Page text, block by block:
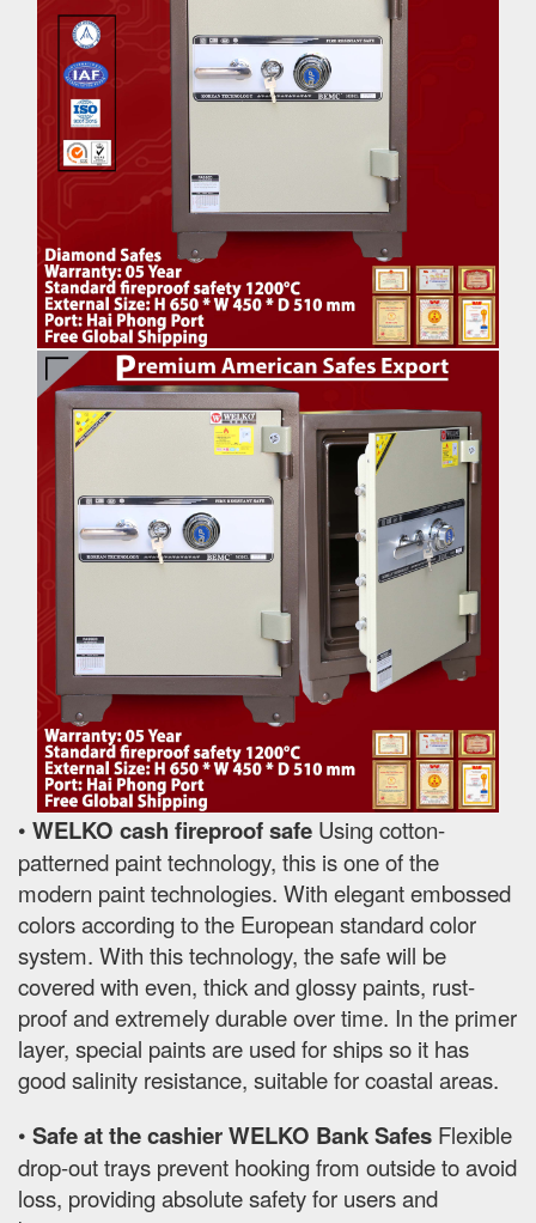
• WELKO cash fireproof safe Using cotton-
patterned paint technology, this is one of the
modern paint technologies. With elegant embossed
colors according to the European standard color
system. With this technology, the safe will be
covered with even, thick and glossy paints, rust-
proof and extremely durable over time. In the primer
layer, special paints are used for ships so it has
good salinity resistance, suitable for coastal areas.
• Safe at the cashier WELKO Bank Safes Flexible
drop-out trays prevent hooking from outside to avoid
loss, providing absolute safety for users and